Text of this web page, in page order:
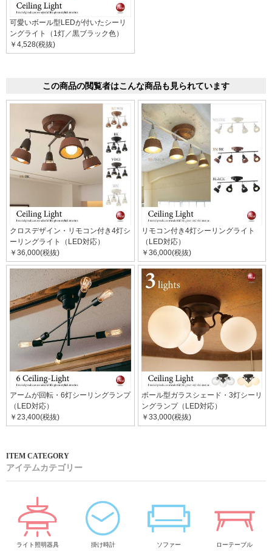
可愛いボール型LEDが付いたシーリ
ングライト（1灯／黒ブラック色）
￥4,528(税抜)
この商品の閲覧者はこんな商品も見られています
クロスデザイン・リモコン付き4灯シ
ーリングライト（LED対応）
￥36,000(税抜)
リモコン付き4灯シーリングライト
（LED対応）
￥36,000(税抜)
アームが回転・6灯シーリングランプ
（LED対応）
￥23,400(税抜)
ボール型ガラスシェード・3灯シーリ
ングランプ（LED対応）
￥33,000(税抜)
アイテムカテゴリー
ライト照明器具 掛け時計 ソファー ローテーブル